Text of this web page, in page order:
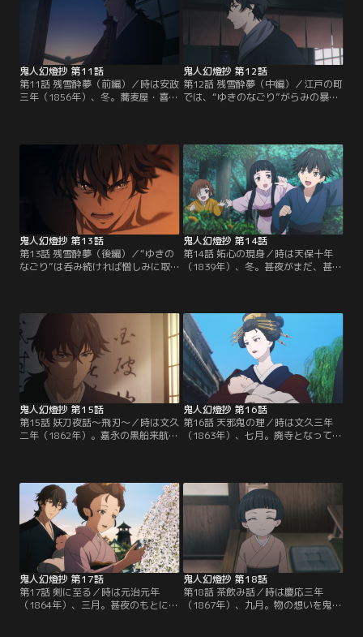
鬼人幻燈抄 第11話
第11話 残雪酔夢（前編）／時は安政
三年（1856年）、冬。蕎麦屋・喜兵
いう酒。須賀屋の主人・重蔵も毎晩
嗜むほど夢中になっているというそ
の酒は、今や江戸の町で大流行して
いるものだった。しかし甚夜はその
味に違和感を覚え、夜鷹に調査を求
鬼人幻燈抄 第12話
第12話 残雪酔夢（中編）／江戸の町
では、“ゆきのなごり”がらみの暴力
実を聞きつける。酒を江戸中に卸し
ているのは、甚夜がかつて蔵に住み
ついた鬼を退治した酒屋・水城屋だ
った。さらに水城屋には時折、金髪
の美女が出入りしているという。甚
夜はある予感に震える。
鬼人幻燈抄 第13話
第13話 残雪酔夢（後編）／“ゆきの
なごり”は呑み続ければ憎しみに取
たのは、腰を抜かしてへたり込んだ
奈津と、“じ、んたぁ…”と声を絞り
出す赤黒く爛れた皮膚をした鬼。甚
夜は鬼と対峙すると同時に、自身の
心の弱さに打ちのめされる。
鬼人幻燈抄 第14話
第14話 妬心の現身／時は天保十年
（1839年）、冬。甚夜がまだ、甚太
切役に就かせ、葛野を護るためにも
怪異の正体を探ってくるようにと命
じる。甚太が葛野を離れる間、白夜
の護衛役は清正が務めることにな
り、白夜と甚太の心にはさざ波が立
つ。
鬼人幻燈抄 第15話
第15話 妖刀夜話～飛刃～／時は文久
二年（1862年）。嘉永の黒船来航を
ての話を聞きつける。その妖刀は、
会津畠山家中屋敷で御坊主をしてい
る男の手に渡ったという。興味を持
った甚夜が直次とともに畠山家を訪
ねると、その男は朝方に妻を斬り殺
鬼人幻燈抄 第16話
第16話 天邪鬼の理／時は文久三年
（1863年）、七月。廃寺となってい
た。甚夜が「夕凪」と名乗るその鬼
を斬り、喰らうと、遠くから赤ん坊
の声が聞こえてくる。世が明けてい
つものように喜兵衛に足を運ぶと、
「夕凪」という名の女が甚夜の帰り
を待っていた。
鬼人幻燈抄 第17話
第17話 剣に至る／時は元治元年
（1864年）、三月。甚夜のもとに、
鬼人幻燈抄 第18話
第18話 茶飲み話／時は慶応三年
（1867年）、九月。物の想いを鬼に